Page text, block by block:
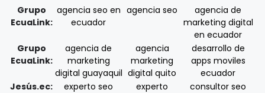
Grupo
EcuaLink:
agencia seo en
ecuador
agencia seo
agencia de
marketing digital
en ecuador
Grupo
EcuaLink:
agencia de
marketing
digital guayaquil
agencia
marketing
digital quito
desarrollo de
apps moviles
ecuador
Jesús.ec:
experto seo
experto
consultor seo